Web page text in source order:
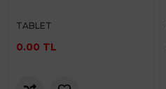
TABLET
0.00 TL